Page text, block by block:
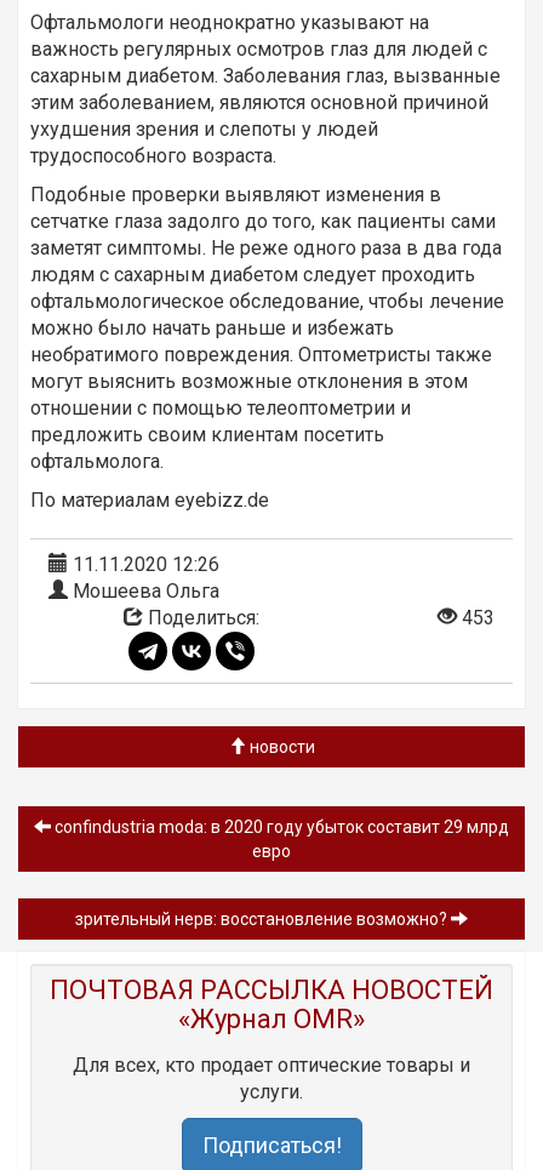
Офтальмологи неоднократно указывают на
важность регулярных осмотров глаз для людей с
сахарным диабетом. Заболевания глаз, вызванные
этим заболеванием, являются основной причиной
ухудшения зрения и слепоты у людей
трудоспособного возраста.
Подобные проверки выявляют изменения в
сетчатке глаза задолго до того, как пациенты сами
заметят симптомы. Не реже одного раза в два года
людям с сахарным диабетом следует проходить
офтальмологическое обследование, чтобы лечение
можно было начать раньше и избежать
необратимого повреждения. Оптометристы также
могут выяснить возможные отклонения в этом
отношении с помощью телеоптометрии и
предложить своим клиентам посетить
офтальмолога.
По материалам eyebizz.de
11.11.2020 12:26
Мошеева Ольга
Поделиться:
453
новости
confindustria moda: в 2020 году убыток составит 29 млрд
евро
зрительный нерв: восстановление возможно?
ПОЧТОВАЯ РАССЫЛКА НОВОСТЕЙ
«Журнал OMR»
Для всех, кто продает оптические товары и
услуги.
Подписаться!